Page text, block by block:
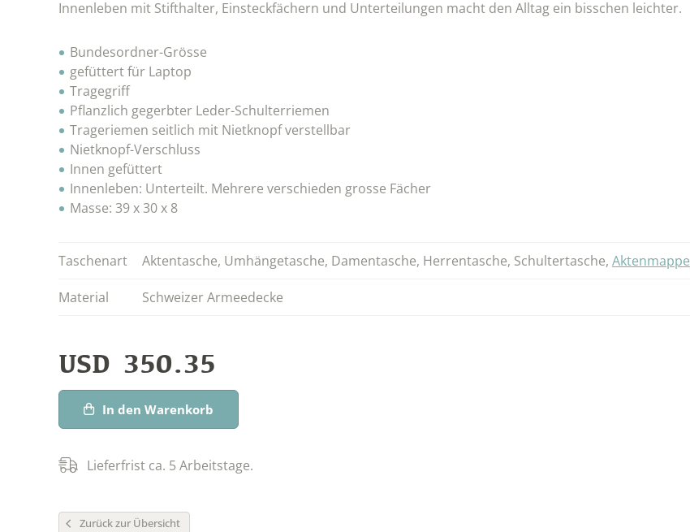
Innenleben mit Stifthalter, Einsteckfächern und Unterteilungen macht den Alltag ein bisschen leichter.
Bundesordner-Grösse
gefüttert für Laptop
Tragegriff
Pflanzlich gegerbter Leder-Schulterriemen
Trageriemen seitlich mit Nietknopf verstellbar
Nietknopf-Verschluss
Innen gefüttert
Innenleben: Unterteilt. Mehrere verschieden grosse Fächer
Masse: 39 x 30 x 8
Taschenart Aktentasche, Umhängetasche, Damentasche, Herrentasche, Schultertasche, Aktenmappe
Material Schweizer Armeedecke
USD 350.35
In den Warenkorb
Lieferfrist ca. 5 Arbeitstage.
Zurück zur Übersicht